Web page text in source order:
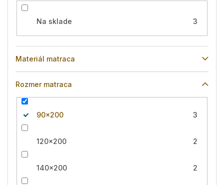
Na sklade 3
Materiál matraca
Rozmer matraca
90x200 3
120x200 2
140x200 2